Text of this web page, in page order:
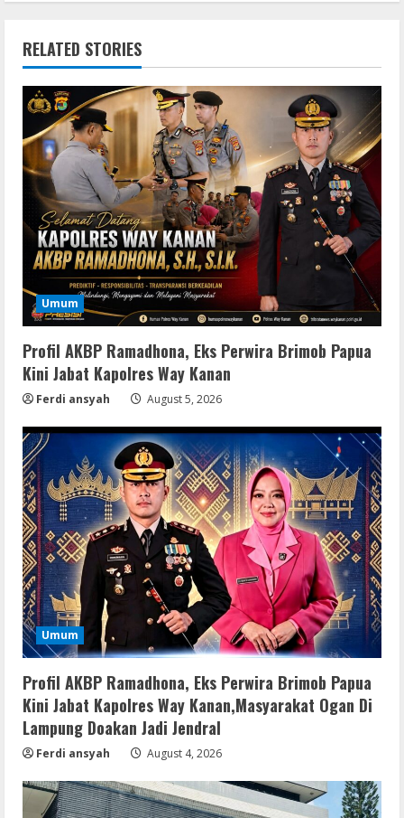
RELATED STORIES
Umum
Profil AKBP Ramadhona, Eks Perwira Brimob Papua
Kini Jabat Kapolres Way Kanan
Ferdi ansyah August 5, 2026
Umum
Profil AKBP Ramadhona, Eks Perwira Brimob Papua
Kini Jabat Kapolres Way Kanan,Masyarakat Ogan Di
Lampung Doakan Jadi Jendral
Ferdi ansyah August 4, 2026
2
Umum
Profil AKBP Ramadhona, Eks Perwira
Brimob Papua Kini Jabat Kapolres Way
Kanan,Masyarakat Ogan Di Lampung
Doakan Jadi Jendral
August 4, 2026
Ketua Pro Jurnalis Media Siber Way